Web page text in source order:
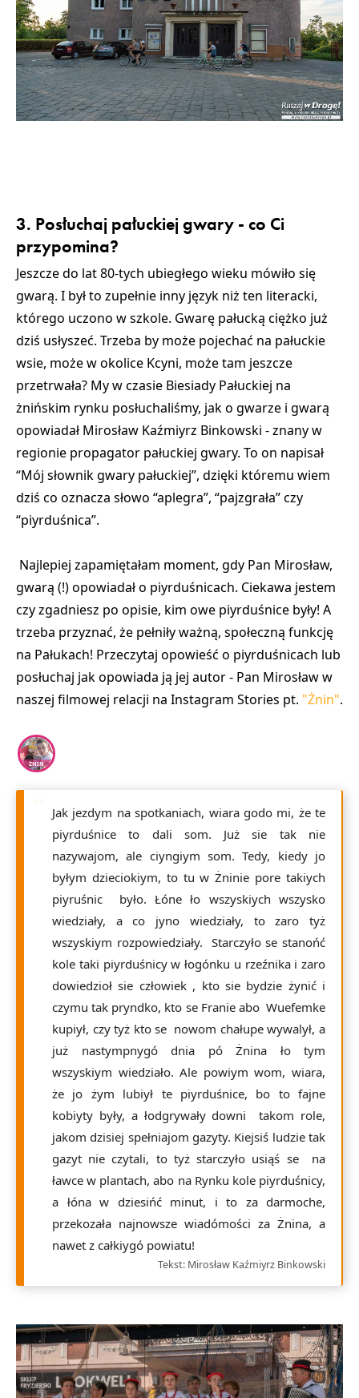
3. Posłuchaj pałuckiej gwary - co Ci
przypomina?
Jeszcze do lat 80-tych ubiegłego wieku mówiło się
gwarą. I był to zupełnie inny język niż ten literacki,
którego uczono w szkole. Gwarę pałucką ciężko już
dziś usłyszeć. Trzeba by może pojechać na pałuckie
wsie, może w okolice Kcyni, może tam jeszcze
przetrwała? My w czasie Biesiady Pałuckiej na
żnińskim rynku posłuchaliśmy, jak o gwarze i gwarą
opowiadał Mirosław Kaźmiyrz Binkowski - znany w
regionie propagator pałuckiej gwary. To on napisał
“Mój słownik gwary pałuckiej”, dzięki któremu wiem
dziś co oznacza słowo “aplegra”, “pajzgrała” czy
“piyrduśnica”.
Najlepiej zapamiętałam moment, gdy Pan Mirosław,
gwarą (!) opowiadał o piyrduśnicach. Ciekawa jestem
czy zgadniesz po opisie, kim owe piyrduśnice były! A
trzeba przyznać, że pełniły ważną, społeczną funkcję
na Pałukach! Przeczytaj opowieść o piyrduśnicach lub
posłuchaj jak opowiada ją jej autor - Pan Mirosław w
naszej filmowej relacji na Instagram Stories pt. "Żnin".
ŻNIN
Jak jezdym na spotkaniach, wiara godo mi, że te
piyrduśnice to dali som. Już sie tak nie
nazywajom, ale ciyngiym som. Tedy, kiedy jo
byłym dzieciokiym, to tu w Żninie pore takiych
piyruśnic było. Łóne ło wszyskiych wszysko
wiedziały, a co jyno wiedziały, to zaro tyż
wszyskiym rozpowiedziały. Starczyło se stanońć
kole taki piyrduśnicy w łogónku u rzeźnika i zaro
dowiedzioł sie człowiek , kto sie bydzie żynić i
czymu tak pryndko, kto se Franie abo Wuefemke
kupiył, czy tyż kto se nowom chałupe wywalył, a
już nastympnygó dnia pó Żnina ło tym
wszyskiym wiedziało. Ale powiym wom, wiara,
że jo żym lubiył te piyrduśnice, bo to fajne
kobiyty były, a łodgrywały downi takom role,
jakom dzisiej spełniajom gazyty. Kiejsiś ludzie tak
gazyt nie czytali, to tyż starczyło usiąś se na
ławce w plantach, abo na Rynku kole piyrduśnicy,
a łóna w dziesińć minut, i to za darmoche,
przekozała najnowsze wiadómości za Żnina, a
nawet z całkiygó powiatu!
Tekst: Mirosław Kaźmiyrz Binkowski